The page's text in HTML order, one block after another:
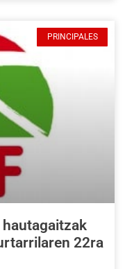
PRINCIPALES
22ra